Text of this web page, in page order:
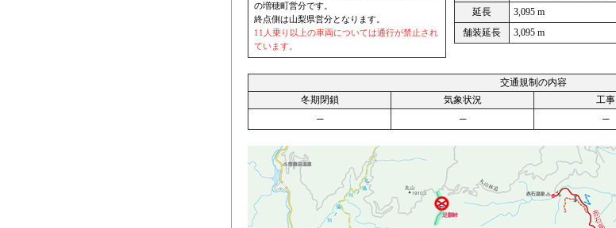
の増穂町営分です。
終点側は山梨県営分となります。
11人乗り以上の車両については通行が禁止され
ています。
延長
3,095 m
舗装延長
3,095 m
交通規制の内容
冬期閉鎖
気象状況 工事
─
─ ─